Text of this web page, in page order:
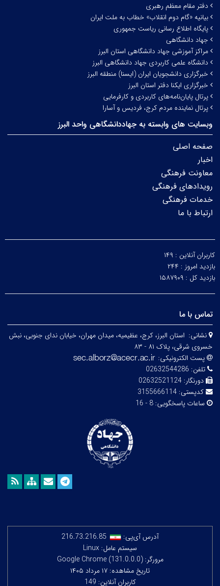
دفتر مقام معظم رهبری
بیانیه «گام دوم انقلاب» خطاب به ملت ایران
پایگاه اطلاع رسانی ریاست جمهوری
جهاد دانشگاهی
مراکز آموزشی جهاد دانشگاهی استان البرز
دانشگاه علمی کاربردی جهاد دانشگاهی البرز
خبرگزاری دانشجویان ایران (ایسنا) منطقه البرز
خبرگزاری ایکنا دفتر استان البرز
پرتال پایان‌نامه‌های کاربردی و کارفرمایی
پرتال نماینده مردم کرج، فردیس و آسارا
وبسایت های وابسته به جهاددانشگاهی واحد البرز
صفحه اصلی
اخبار
معاونت فرهنگی
رویدادهای فرهنگی
خدمات فرهنگی
ارتباط با ما
کاربران آنلاین : ۱۴۹
بازدید امروز : ۲۴۴
بازدید کل : ۱۵۸۷۹۰۹
تماس با ما
نشانی: استان البرز، کرج، عظیمیه، میدان مهران، خیابان ندای جنوبی، نبش
خسروی شرقی، پلاک ۸۱ - ۸۳
پست الکترونیکی:
تلفن: 02632544286
دورنگار: 02632521124
کدپستی: 3155666114
ساعات پاسخگویی: 8 - 16
آدرس آی‌پی:
216.73.216.85
سیستم عامل: Linux
مرورگر: Google Chrome (131.0.0.0)
تاریخ مشاهده: ۱۷ مرداد ۱۴۰۵
کاربران آنلاین: 149